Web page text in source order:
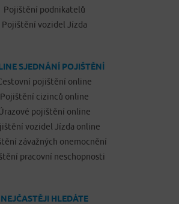
Pojištění podnikatelů
Pojištění vozidel Jízda
SJEDNÁNÍ POJIŠTĚNÍ
pojištění online
Pojištění cizinců online
pojištění online
vozidel Jízda online
závažných onemocnění
pracovní neschopnosti
NEJČASTĚJI HLEDÁTE